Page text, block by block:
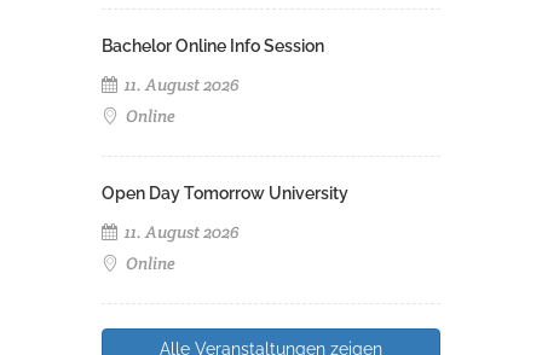
Bachelor Online Info Session
11. August 2026
Online
Open Day Tomorrow University
11. August 2026
Online
Alle Veranstaltungen zeigen